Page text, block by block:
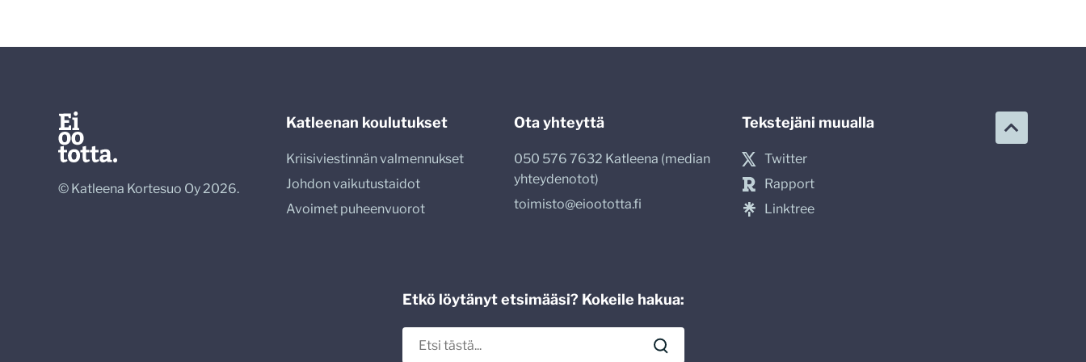
© Katleena Kortesuo Oy 2026.
Katleenan koulutukset
Kriisiviestinnän valmennukset
Johdon vaikutustaidot
Avoimet puheenvuorot
Ota yhteyttä
050 576 7632 Katleena (median
yhteydenotot)
toimisto@eioototta.fi
Tekstejäni muualla
Twitter
Rapport
Linktree
Etkö löytänyt etsimääsi? Kokeile hakua: